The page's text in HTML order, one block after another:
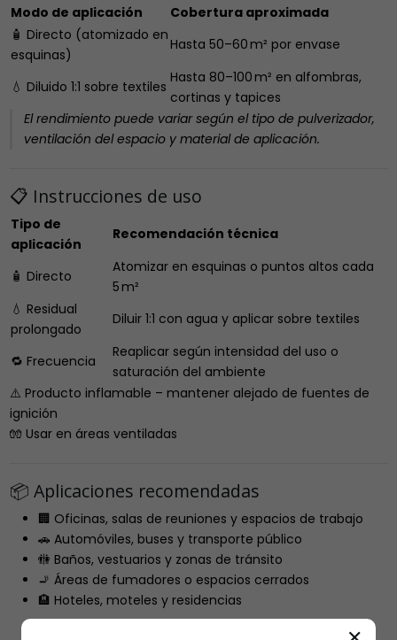
Modo de aplicación
Cobertura aproximada
🧴 Directo (atomizado en
esquinas)
Hasta 50–60 m² por envase
💧 Diluido 1:1 sobre textiles
Hasta 80–100 m² en alfombras,
cortinas y tapices
El rendimiento puede variar según el tipo de pulverizador,
ventilación del espacio y material de aplicación.
📋 Instrucciones de uso
Tipo de
aplicación
Recomendación técnica
🧴 Directo
Atomizar en esquinas o puntos altos cada
5 m²
💧 Residual
prolongado
Diluir 1:1 con agua y aplicar sobre textiles
🔁 Frecuencia
Reaplicar según intensidad del uso o
saturación del ambiente
⚠️ Producto inflamable – mantener alejado de fuentes de
ignición
🧤 Usar en áreas ventiladas
📦 Aplicaciones recomendadas
🏢 Oficinas, salas de reuniones y espacios de trabajo
🚗 Automóviles, buses y transporte público
🚻 Baños, vestuarios y zonas de tránsito
🚬 Áreas de fumadores o espacios cerrados
🏨 Hoteles, moteles y residencias